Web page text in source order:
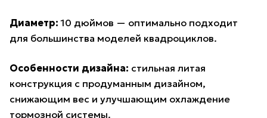
Диаметр: 10 дюймов — оптимально подходит
для большинства моделей квадроциклов.
Особенности дизайна: стильная литая
конструкция с продуманным дизайном,
снижающим вес и улучшающим охлаждение
тормозной системы.